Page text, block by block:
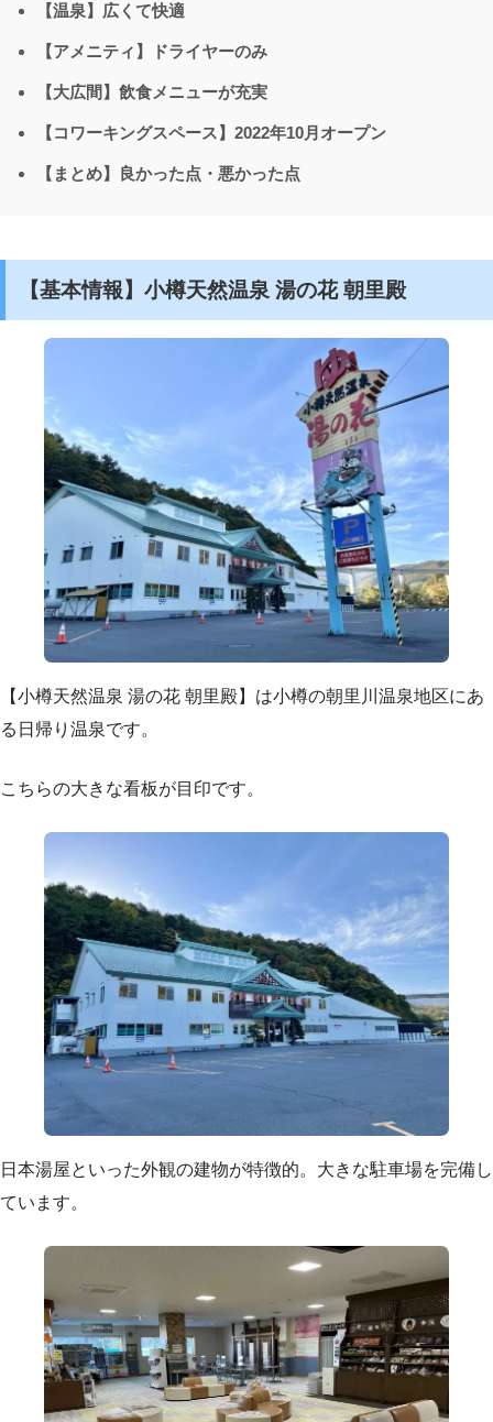
【温泉】広くて快適
【アメニティ】ドライヤーのみ
【大広間】飲食メニューが充実
【コワーキングスペース】2022年10月オープン
【まとめ】良かった点・悪かった点
【基本情報】小樽天然温泉 湯の花 朝里殿
【小樽天然温泉 湯の花 朝里殿】は小樽の朝里川温泉地区にあ
る日帰り温泉です。
こちらの大きな看板が目印です。
日本湯屋といった外観の建物が特徴的。大きな駐車場を完備し
ています。